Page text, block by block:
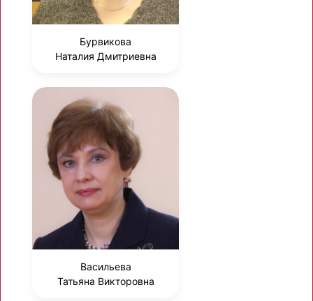
Бурвикова
Наталия Дмитриевна
Васильева
Татьяна Викторовна